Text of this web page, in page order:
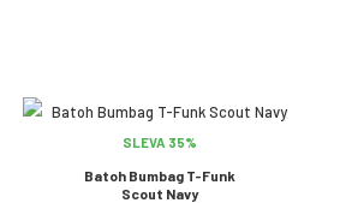
SLEVA 35%
Batoh Bumbag T-Funk
Scout Navy